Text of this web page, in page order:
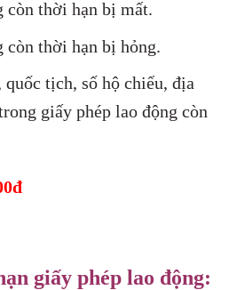
còn thời hạn bị mất.
còn thời hạn bị hỏng.
tịch, số hộ chiếu, địa
giấy phép lao động còn
giấy phép lao động: